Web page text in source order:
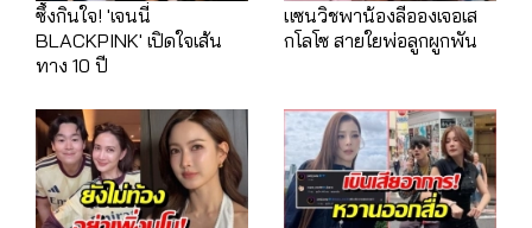
ซึ้งกินใจ! 'เจนนี่
BLACKPINK' เปิดใจเส้น
ทาง 10 ปี
แซนวิชพาน้องลีอองเจอเส
กโลโซ สายใยพ่อลูกผูกพัน